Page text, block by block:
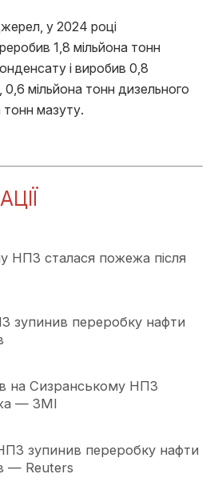
у 2024 році
1,8 мільйона тонн
і виробив 0,8
0,6 мільйона тонн дизельного
тонн мазуту.
НПЗ сталася пожежа після
зупинив переробку нафти
на Сизранському НПЗ
— ЗМІ
зупинив переробку нафти
— Reuters